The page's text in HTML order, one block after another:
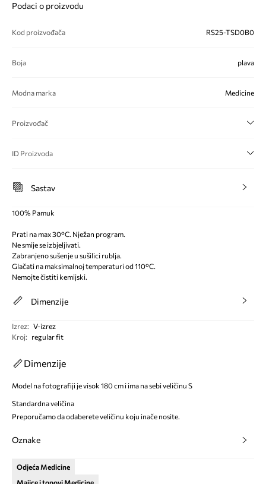
Podaci o proizvodu
Kod proizvođača RS25-TSD0B0
Boja plava
Modna marka Medicine
Proizvođač
ID Proizvoda
Sastav
100% Pamuk
Prati na max 30°C. Nježan program.
Ne smije se izbjeljivati.
Zabranjeno sušenje u sušilici rublja.
Glačati na maksimalnoj temperaturi od 110°C.
Nemojte čistiti kemijski.
Dimenzije
Izrez: V-izrez
Kroj: regular fit
Dimenzije
Model na fotografiji je visok 180 cm i ima na sebi veličinu S
Standardna veličina
Preporučamo da odaberete veličinu koju inače nosite.
Oznake
Odjeća Medicine